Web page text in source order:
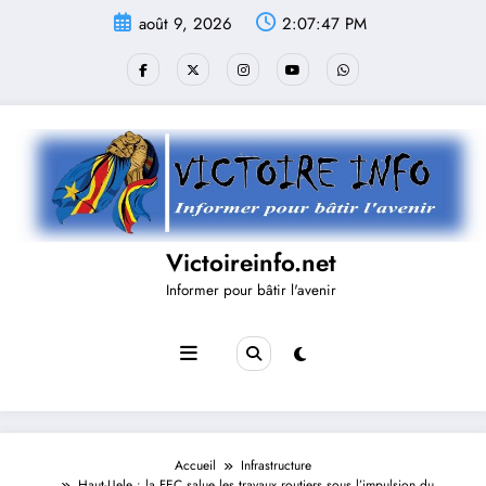
août 9, 2026 2:07:47 PM
Victoireinfo.net
Informer pour bâtir l'avenir
Accueil
Infrastructure